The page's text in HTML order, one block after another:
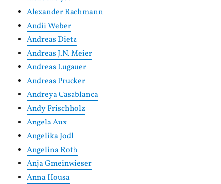
Alexander Rachmann
Andii Weber
Andreas Dietz
Andreas J.N. Meier
Andreas Lugauer
Andreas Prucker
Andreya Casablanca
Andy Frischholz
Angela Aux
Angelika Jodl
Angelina Roth
Anja Gmeinwieser
Anna Housa